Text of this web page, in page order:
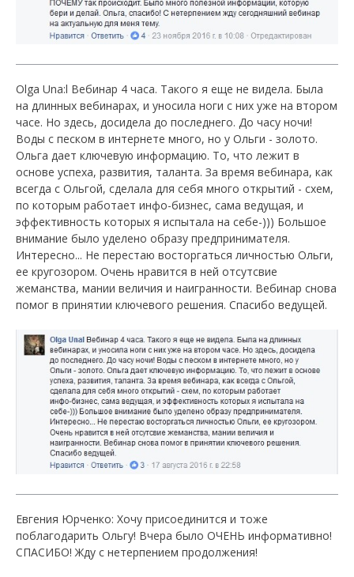
Olga Una:l Вебинар 4 часа. Такого я еще не видела. Была
на длинных вебинарах, и уносила ноги с них уже на втором
часе. Но здесь, досидела до последнего. До часу ночи!
Воды с песком в интернете много, но у Ольги - золото.
Ольга дает ключевую информацию. То, что лежит в
основе успеха, развития, таланта. За время вебинара, как
всегда с Ольгой, сделала для себя много открытий - схем,
по которым работает инфо-бизнес, сама ведущая, и
эффективность которых я испытала на себе-))) Большое
внимание было уделено образу предпринимателя.
Интересно... Не перестаю восторгаться личностью Ольги,
ее кругозором. Очень нравится в ней отсутсвие
жеманства, мании величия и наигранности. Вебинар снова
помог в принятии ключевого решения. Спасибо ведущей.
Евгения Юрченко: Хочу присоединится и тоже
поблагодарить Ольгу! Вчера было ОЧЕНЬ информативно!
СПАСИБО! Жду с нетерпением продолжения!